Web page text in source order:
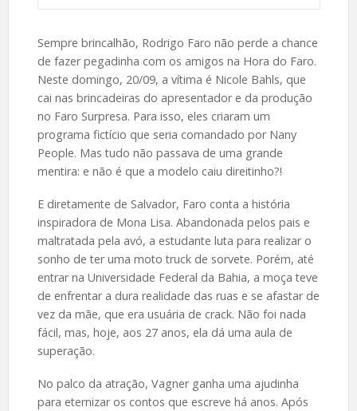
Sempre brincalhão, Rodrigo Faro não perde a chance
de fazer pegadinha com os amigos na Hora do Faro.
Neste domingo, 20/09, a vítima é Nicole Bahls, que
cai nas brincadeiras do apresentador e da produção
no Faro Surpresa. Para isso, eles criaram um
programa fictício que seria comandado por Nany
People. Mas tudo não passava de uma grande
mentira: e não é que a modelo caiu direitinho?!
E diretamente de Salvador, Faro conta a história
inspiradora de Mona Lisa. Abandonada pelos pais e
maltratada pela avó, a estudante luta para realizar o
sonho de ter uma moto truck de sorvete. Porém, até
entrar na Universidade Federal da Bahia, a moça teve
de enfrentar a dura realidade das ruas e se afastar de
vez da mãe, que era usuária de crack. Não foi nada
fácil, mas, hoje, aos 27 anos, ela dá uma aula de
superação.
No palco da atração, Vagner ganha uma ajudinha
para eternizar os contos que escreve há anos. Após